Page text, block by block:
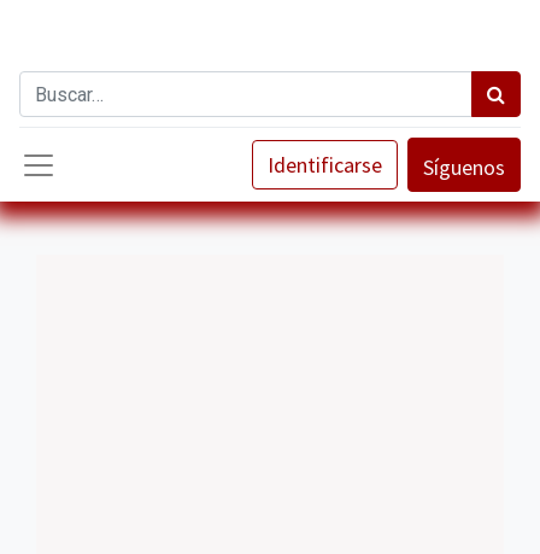
Identificarse Síguenos